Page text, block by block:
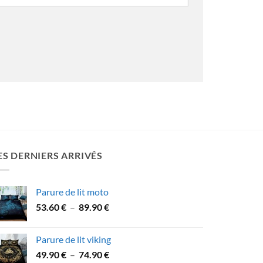
DERNIERS ARRIVÉS
Parure de lit moto
53.60€ – 89.90€Plage
53.60 €
à
Parure de lit viking
49.90€ – 74.90€Plage